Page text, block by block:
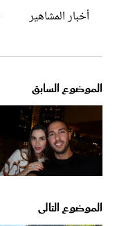
أخبار المشاهير
الموضوع السابق
الموضوع التالى